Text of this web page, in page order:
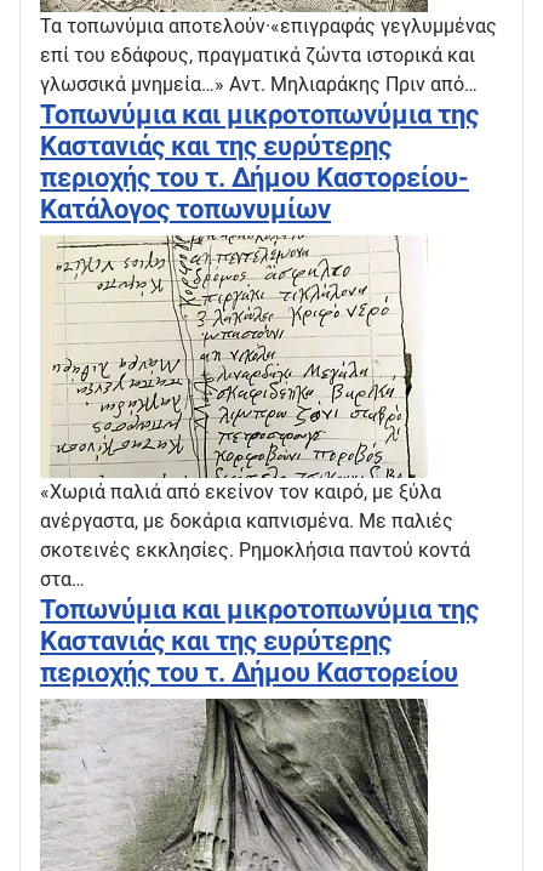
Τα τοπωνύμια αποτελούν·«επιγραφάς γεγλυμμένας
επί του εδάφους, πραγματικά ζώντα ιστορικά και
γλωσσικά μνημεία…» Αντ. Μηλιαράκης Πριν από…
Τοπωνύμια και μικροτοπωνύμια της
Καστανιάς και της ευρύτερης
περιοχής του τ. Δήμου Καστορείου-
Κατάλογος τοπωνυμίων
«Χωριά παλιά από εκείνον τον καιρό, με ξύλα
ανέργαστα, με δοκάρια καπνισμένα. Με παλιές
σκοτεινές εκκλησίες. Ρημοκλήσια παντού κοντά
στα…
Τοπωνύμια και μικροτοπωνύμια της
Καστανιάς και της ευρύτερης
περιοχής του τ. Δήμου Καστορείου